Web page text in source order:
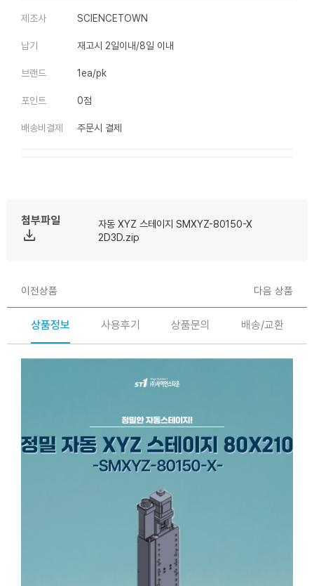
제조사 SCIENCETOWN
납기 재고시 2일이내/8일 이내
브랜드 1ea/pk
포인트 0점
배송비결제 주문시 결제
첨부파일
file_download
자동 XYZ 스테이지 SMXYZ-80150-X
2D3D.zip
이전상품 다음 상품
상품정보 사용후기 상품문의 배송/교환